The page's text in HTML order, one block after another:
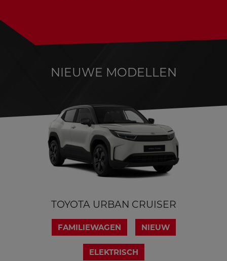
NIEUWE MODELLEN
TOYOTA URBAN CRUISER
FAMILIEWAGEN NIEUW
ELEKTRISCH